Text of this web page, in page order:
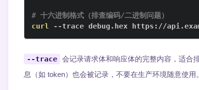
# 十六进制格式（排查编码/二进制问题）
curl --trace debug.hex https://
--trace 会记录请求体和响应体的完整内容，适合
息（如 token）也会被记录，不要在生产环境随意使用。